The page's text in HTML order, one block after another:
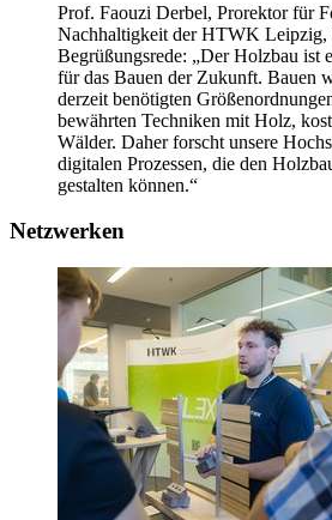
Prof. Faouzi Derbel, Prorektor für
Nachhaltigkeit der HTWK Leipzig,
Begrüßungsrede: „Der Holzbau ist
für das Bauen der Zukunft. Bauen
derzeit benötigten
bewährten Techniken mit Holz,
Wälder. Daher forscht unsere
digitalen Prozessen, die den
gestalten können.“
Netzwerken